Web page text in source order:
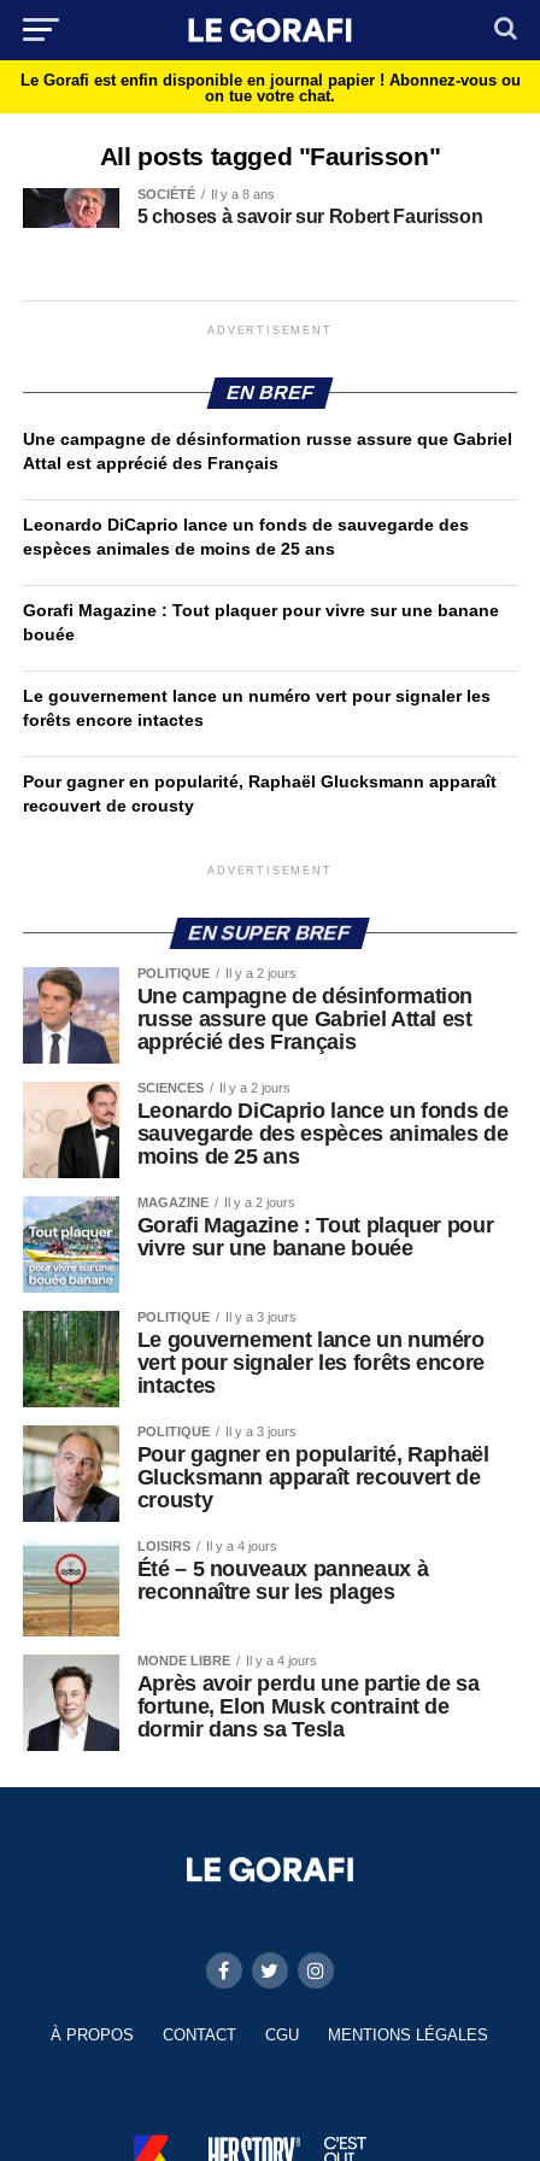
Le Gorafi est enfin disponible en journal papier ! Abonnez-vous ou
on tue votre chat.
All posts tagged "Faurisson"
SOCIÉTÉ Il y a 8 ans
5 choses à savoir sur Robert Faurisson
ADVERTISEMENT
EN BREF
Une campagne de désinformation russe assure que Gabriel
Attal est apprécié des Français
Leonardo DiCaprio lance un fonds de sauvegarde des
espèces animales de moins de 25 ans
Gorafi Magazine : Tout plaquer pour vivre sur une banane
bouée
Le gouvernement lance un numéro vert pour signaler les
forêts encore intactes
Pour gagner en popularité, Raphaël Glucksmann apparaît
recouvert de crousty
ADVERTISEMENT
EN SUPER BREF
POLITIQUE Il y a 2 jours
Une campagne de désinformation
russe assure que Gabriel Attal est
apprécié des Français
SCIENCES Il y a 2 jours
Leonardo DiCaprio lance un fonds de
sauvegarde des espèces animales de
moins de 25 ans
MAGAZINE Il y a 2 jours
Gorafi Magazine : Tout plaquer pour
vivre sur une banane bouée
POLITIQUE Il y a 3 jours
Le gouvernement lance un numéro
vert pour signaler les forêts encore
intactes
POLITIQUE Il y a 3 jours
Pour gagner en popularité, Raphaël
Glucksmann apparaît recouvert de
crousty
LOISIRS Il y a 4 jours
Été – 5 nouveaux panneaux à
reconnaître sur les plages
MONDE LIBRE Il y a 4 jours
Après avoir perdu une partie de sa
fortune, Elon Musk contraint de
dormir dans sa Tesla
À PROPOS CONTACT CGU MENTIONS LÉGALES